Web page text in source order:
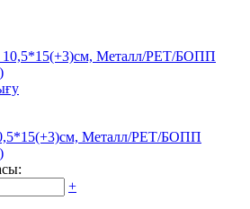
Металл/PET/БОПП
+